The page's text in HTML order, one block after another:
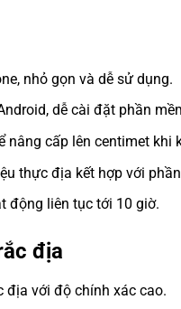
nhỏ gọn và dễ sử dụng.
dễ cài đặt phần
nâng cấp lên centimet khi
thực địa kết hợp với
động liên tục tới 10 giờ.
địa
địa với độ chính xác cao.